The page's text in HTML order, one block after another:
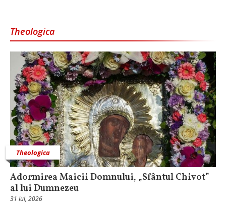
Theologica
Theologica
Adormirea Maicii Domnului, „Sfântul Chivot”
al lui Dumnezeu
31 Iul, 2026